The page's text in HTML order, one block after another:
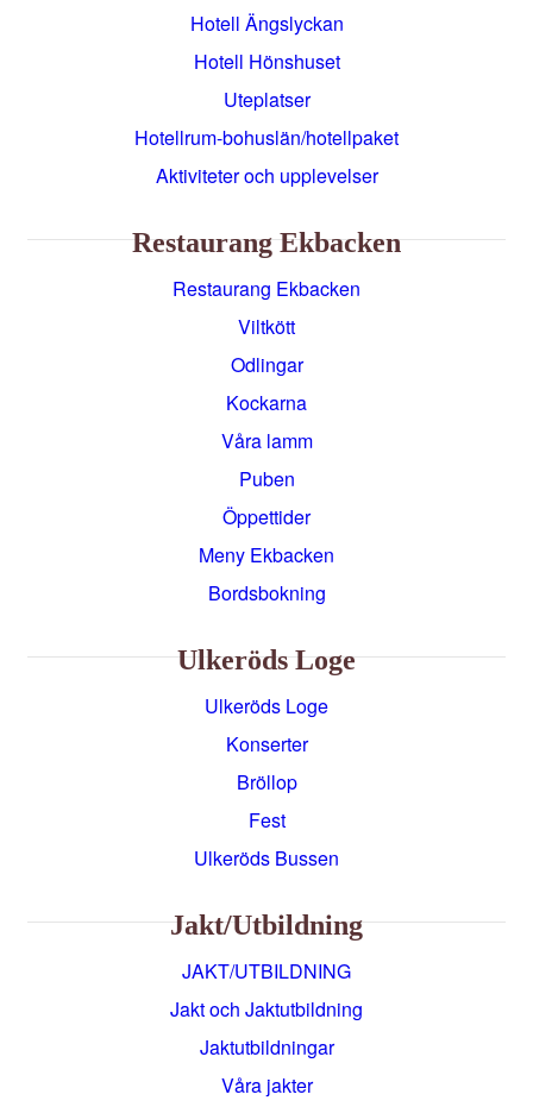
Hotell Ängslyckan
Hotell Hönshuset
Uteplatser
Hotellrum-bohuslän/hotellpaket
Aktiviteter och upplevelser
Restaurang Ekbacken
Restaurang Ekbacken
Viltkött
Odlingar
Kockarna
Våra lamm
Puben
Öppettider
Meny Ekbacken
Bordsbokning
Ulkeröds Loge
Ulkeröds Loge
Konserter
Bröllop
Fest
Ulkeröds Bussen
Jakt/utbildning
JAKT/UTBILDNING
Jakt och Jaktutbildning
Jaktutbildningar
Våra jakter